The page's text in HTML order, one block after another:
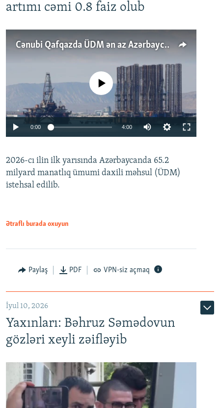
artımı cəmi 0.8 faiz olub
Cənubi Qafqazda ÜDM ən az Azərbaycanda artır: Qonşuları niyə Bakını qabaqlaya bilir?
Auto 240p 360p 480p
No media source currently available
0:00 4:00
360p
480p
2026-cı ilin ilk yarısında Azərbaycanda 65.2
milyard manatlıq ümumi daxili məhsul (ÜDM)
istehsal edilib.
Ətraflı burada oxuyun
Paylaş PDF VPN-siz açmaq
İyul 10, 2026
Yaxınları: Bəhruz Səmədovun
gözləri xeyli zəifləyib